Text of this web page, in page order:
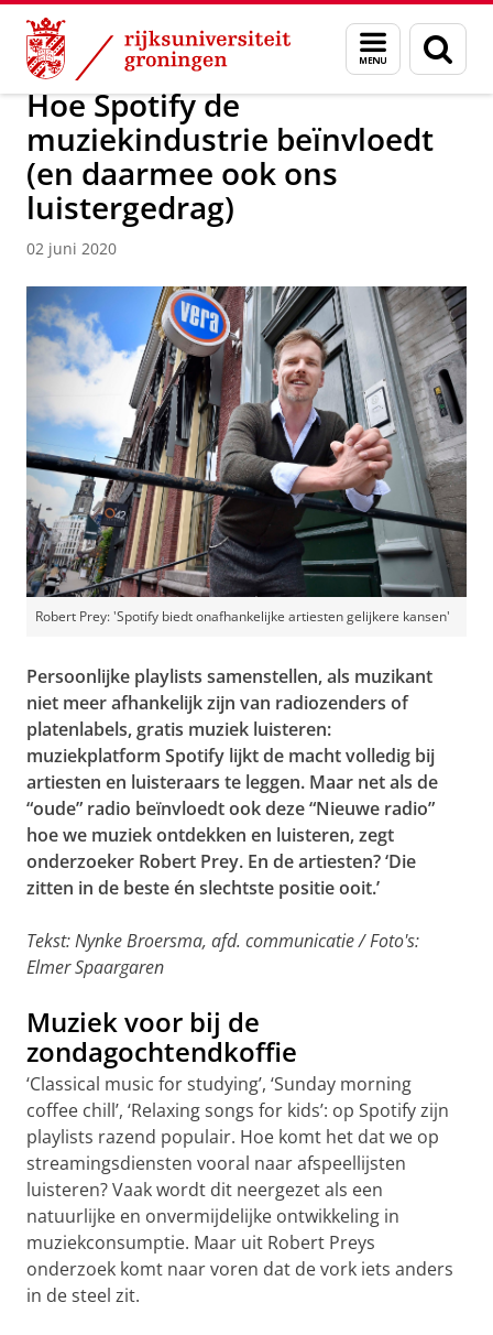
Skip
Content
Skip
Navigation
Menu
en
zoeken
Over ons Actueel Nieuws Nieuwsberichten
Hoe Spotify de
muziekindustrie beïnvloedt
(en daarmee ook ons
luistergedrag)
02 juni 2020
Robert Prey: 'Spotify biedt onafhankelijke artiesten gelijkere kansen'
Persoonlijke playlists samenstellen, als muzikant
niet meer afhankelijk zijn van radiozenders of
platenlabels, gratis muziek luisteren:
muziekplatform Spotify lijkt de macht volledig bij
artiesten en luisteraars te leggen. Maar net als de
“oude” radio beïnvloedt ook deze “Nieuwe radio”
hoe we muziek ontdekken en luisteren, zegt
onderzoeker Robert Prey. En de artiesten? ‘Die
zitten in de beste én slechtste positie ooit.’
Tekst: Nynke Broersma, afd. communicatie / Foto's:
Elmer Spaargaren
Muziek voor bij de
zondagochtendkoffie
‘Classical music for studying’, ‘Sunday morning
coffee chill’, ‘Relaxing songs for kids’: op Spotify zijn
playlists razend populair. Hoe komt het dat we op
streamingsdiensten vooral naar afspeellijsten
luisteren? Vaak wordt dit neergezet als een
natuurlijke en onvermijdelijke ontwikkeling in
muziekconsumptie. Maar uit Robert Preys
onderzoek komt naar voren dat de vork iets anders
in de steel zit.